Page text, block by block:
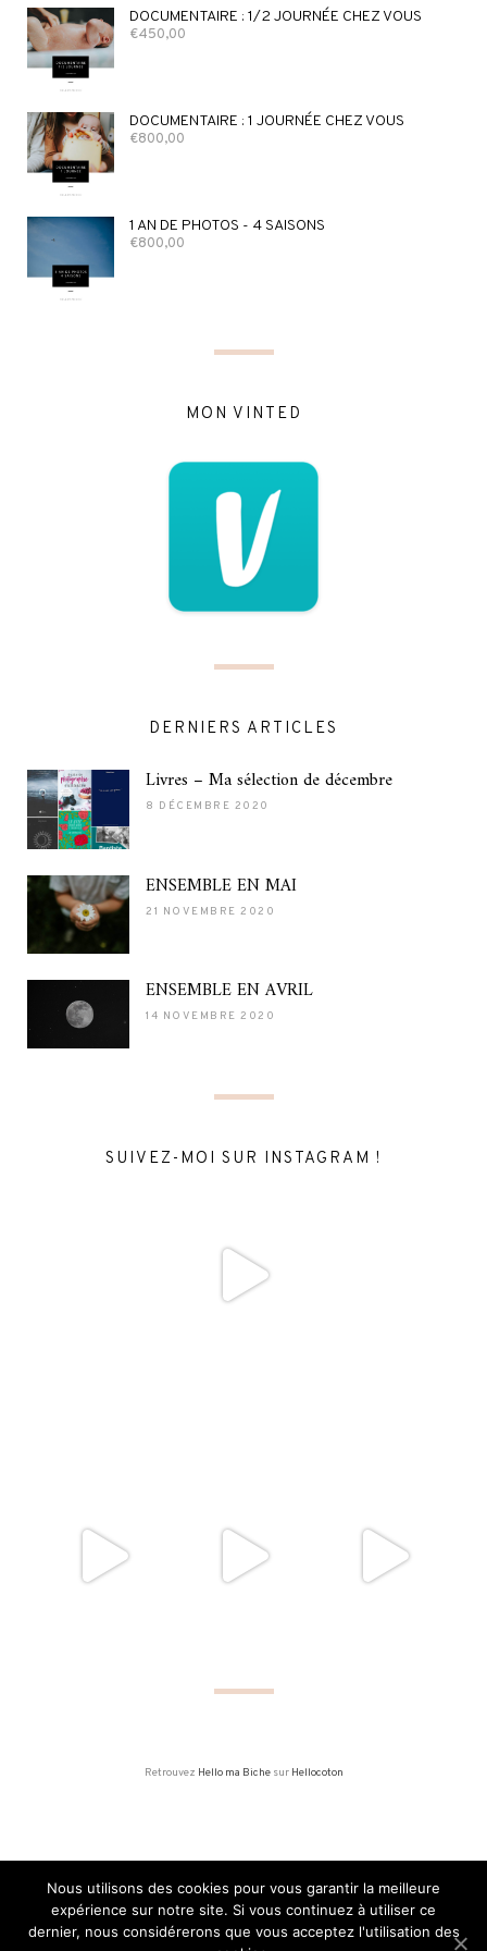
DOCUMENTAIRE : 1/2 JOURNÉE CHEZ VOUS
€450,00
DOCUMENTAIRE : 1 JOURNÉE CHEZ VOUS
€800,00
1 AN DE PHOTOS - 4 SAISONS
€800,00
MON VINTED
DERNIERS ARTICLES
Livres – Ma sélection de décembre
8 DÉCEMBRE 2020
ENSEMBLE EN MAI
21 NOVEMBRE 2020
ENSEMBLE EN AVRIL
14 NOVEMBRE 2020
SUIVEZ-MOI SUR INSTAGRAM !
Retrouvez Hello ma Bichesur Hellocoton
MADE WITH LOVE I 2015 - 2020
Nous utilisons des cookies pour vous garantir la meilleure
expérience sur notre site. Si vous continuez à utiliser ce
dernier, nous considérerons que vous acceptez l'utilisation des